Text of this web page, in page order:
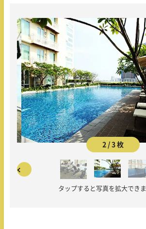
2 / 3 枚
タップすると写真を拡大できま